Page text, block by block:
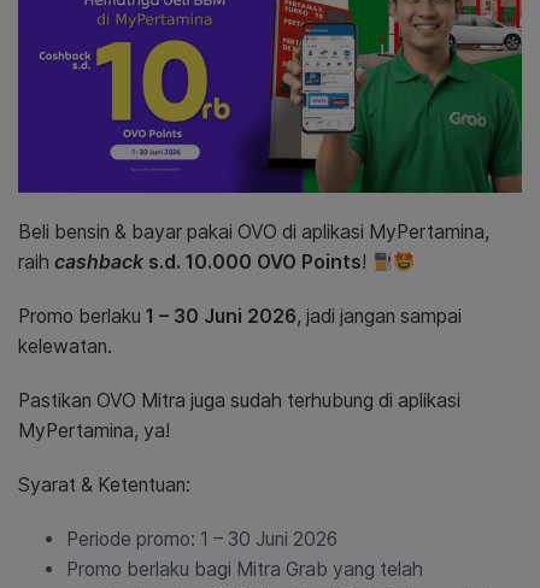
Beli bensin & bayar pakai OVO di aplikasi MyPertamina,
raih cashback s.d. 10.000 OVO Points!
Promo berlaku 1 – 30 Juni 2026, jadi jangan sampai
kelewatan.
Pastikan OVO Mitra juga sudah terhubung di aplikasi
MyPertamina, ya!
Syarat & Ketentuan:
Periode promo: 1 – 30 Juni 2026
Promo berlaku bagi Mitra Grab yang telah